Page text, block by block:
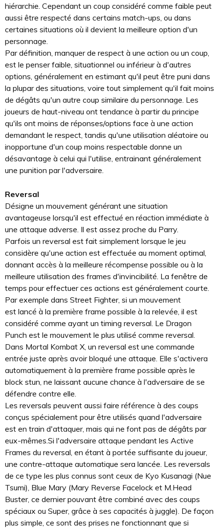
hiérarchie. Cependant un coup considéré comme faible peut
aussi être respecté dans certains match-ups, ou dans
certaines situations où il devient la meilleure option d'un
personnage.
Par définition, manquer de respect à une action ou un coup,
est le penser faible, situationnel ou inférieur à d'autres
options, généralement en estimant qu'il peut être puni dans
la plupar des situations, voire tout simplement qu'il fait moins
de dégâts qu'un autre coup similaire du personnage. Les
joueurs de haut-niveau ont tendance à partir du principe
qu'ils ont moins de réponses/options face à une action
demandant le respect, tandis qu'une utilisation aléatoire ou
inopportune d'un coup moins respectable donne un
désavantage à celui qui l'utilise, entrainant généralement
une punition par l'adversaire.
Reversal
Désigne un mouvement générant une situation
avantageuse lorsqu'il est effectué en réaction immédiate à
une attaque adverse. Il est assez proche du Parry.
Parfois un reversal est fait simplement lorsque le jeu
considère qu'une action est effectuée au moment optimal,
donnant accès à la meilleure récompense possible ou à la
meilleure utilisation des frames d'invincibilité. La fenêtre de
temps pour effectuer ces actions est généralement courte.
Par exemple dans Street Fighter, si un mouvement
est lancé à la première frame possible à la relevée, il est
considéré comme ayant un timing reversal. Le Dragon
Punch est le mouvement le plus utilisé comme reversal.
Dans Mortal Kombat X, un reversal est une commande
entrée juste après avoir bloqué une attaque. Elle s'activera
automatiquement à la première frame possible après le
block stun, ne laissant aucune chance à l'adversaire de se
défendre contre elle.
Les reversals peuvent aussi faire référence à des coups
conçus spécialement pour être utilisés quand l'adversaire
est en train d'attaquer, mais qui ne font pas de dégâts par
eux-mêmes.Si l'adversaire attaque pendant les Active
Frames du reversal, en étant à portée suffisante du joueur,
une contre-attaque automatique sera lancée. Les reversals
de ce type les plus connus sont ceux de Kyo Kusanagi (Nue
Tsumi), Blue Mary (Mary Reverse Facelock et M.Head
Buster, ce dernier pouvant être combiné avec des coups
spéciaux ou Super, grâce à ses capacités à juggle). De façon
plus simple, ce sont des prises ne fonctionnant que si